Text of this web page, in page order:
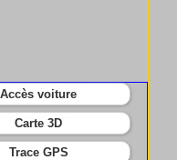
Accès voiture
Carte 3D
Trace GPS